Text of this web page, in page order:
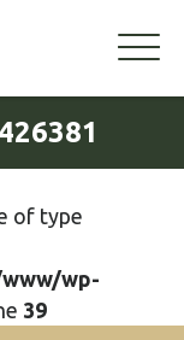
of type
wp-
39